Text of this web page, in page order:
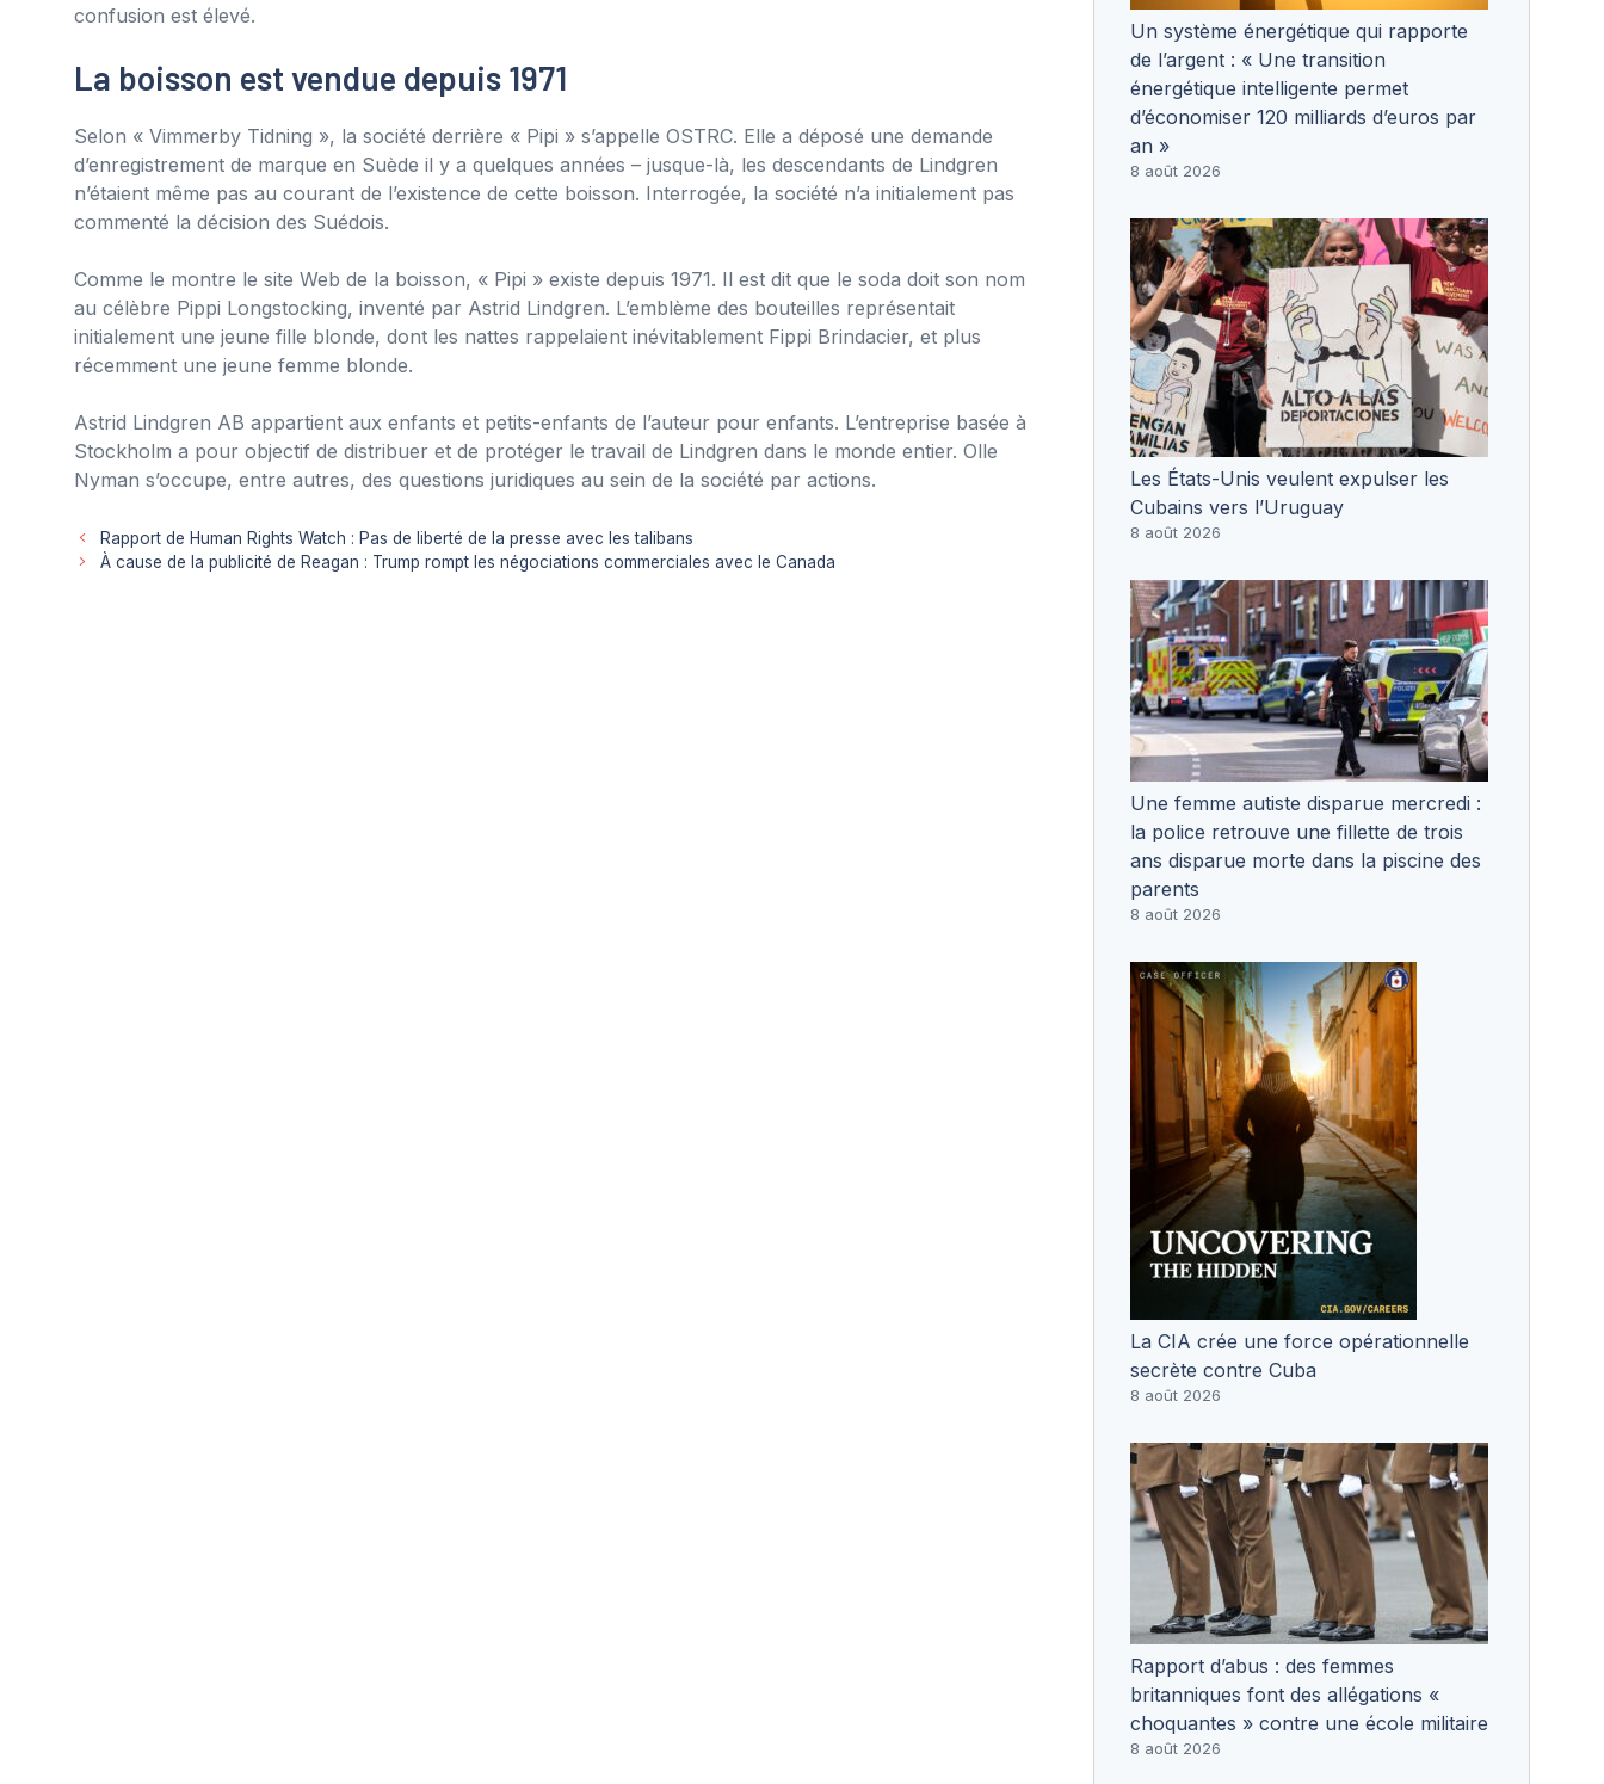
confusion est élevé.
La boisson est vendue depuis 1971
Selon « Vimmerby Tidning », la société derrière « Pipi » s’appelle OSTRC. Elle a déposé une demande
d’enregistrement de marque en Suède il y a quelques années – jusque-là, les descendants de Lindgren
n’étaient même pas au courant de l’existence de cette boisson. Interrogée, la société n’a initialement pas
commenté la décision des Suédois.
Comme le montre le site Web de la boisson, « Pipi » existe depuis 1971. Il est dit que le soda doit son nom
au célèbre Pippi Longstocking, inventé par Astrid Lindgren. L’emblème des bouteilles représentait
initialement une jeune fille blonde, dont les nattes rappelaient inévitablement Fippi Brindacier, et plus
récemment une jeune femme blonde.
Astrid Lindgren AB appartient aux enfants et petits-enfants de l’auteur pour enfants. L’entreprise basée à
Stockholm a pour objectif de distribuer et de protéger le travail de Lindgren dans le monde entier. Olle
Nyman s’occupe, entre autres, des questions juridiques au sein de la société par actions.
Rapport de Human Rights Watch : Pas de liberté de la presse avec les talibans
À cause de la publicité de Reagan : Trump rompt les négociations commerciales avec le Canada
Un système énergétique qui rapporte
de l’argent : « Une transition
énergétique intelligente permet
d’économiser 120 milliards d’euros par
an »
8 août 2026
Les États-Unis veulent expulser les
Cubains vers l’Uruguay
8 août 2026
Une femme autiste disparue mercredi :
la police retrouve une fillette de trois
ans disparue morte dans la piscine des
parents
8 août 2026
La CIA crée une force opérationnelle
secrète contre Cuba
8 août 2026
Rapport d’abus : des femmes
britanniques font des allégations «
choquantes » contre une école militaire
8 août 2026